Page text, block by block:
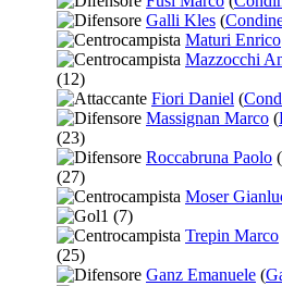
Galli Kles (
Maturi Enrico
Mazzocchi
(12)
Fiori Daniel (
Massignan Marco (
(23)
Roccabruna Paolo (
(27)
Moser
1 (7)
Trepin Marco
(25)
Ganz Emanuele (